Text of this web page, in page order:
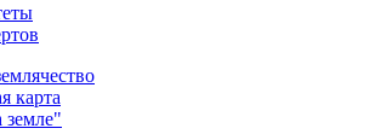
карта
земле"